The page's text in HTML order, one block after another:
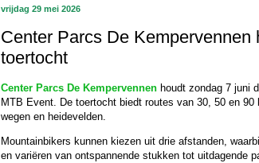
vrijdag 29 mei 2026
Center Parcs De Kempervennen
toertocht
Center Parcs De Kempervennen houdt zondag 7 juni
MTB Event. De toertocht biedt routes van 30, 50 en 90
wegen en heidevelden.
Mountainbikers kunnen kiezen uit drie afstanden,
en variëren van ontspannende stukken tot uitdagende